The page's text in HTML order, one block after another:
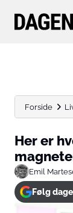
Forside
Her er
Emil
Følg